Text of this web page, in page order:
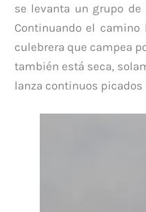
se levanta un grupo
Continuando el
culebrera que campea
también está seca,
lanza continuos picados